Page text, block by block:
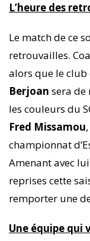
L’heure des
Le match de ce
retrouvailles.
alors que le club
Berjoan sera de
les couleurs du
Fred Missamou
championnat
Amenant avec
reprises cette
remporter une
Une équipe qui